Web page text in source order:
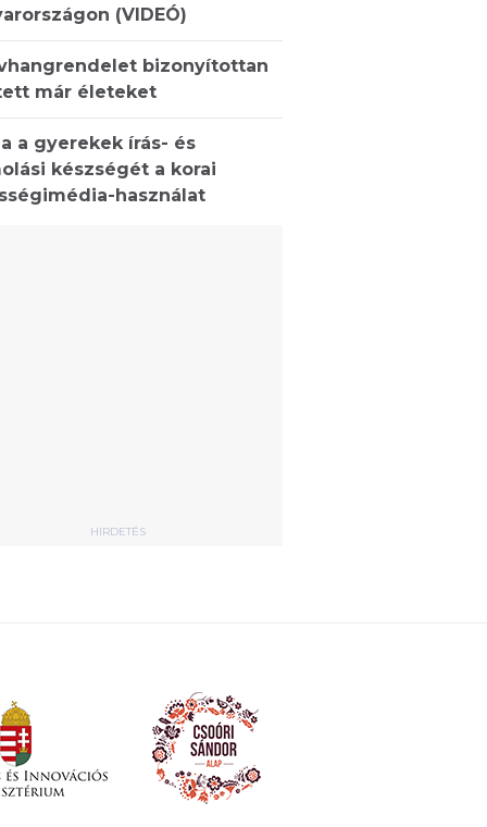
(VIDEÓ)
bizonyítottan
már életeket
a gyerekek írás- és
készségét a korai
használat
HIRDETÉS